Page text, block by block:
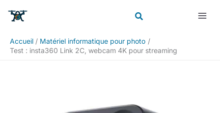
Accueil
Matériel informatique pour photo
Test : insta360 Link 2C, webcam 4K pour streaming